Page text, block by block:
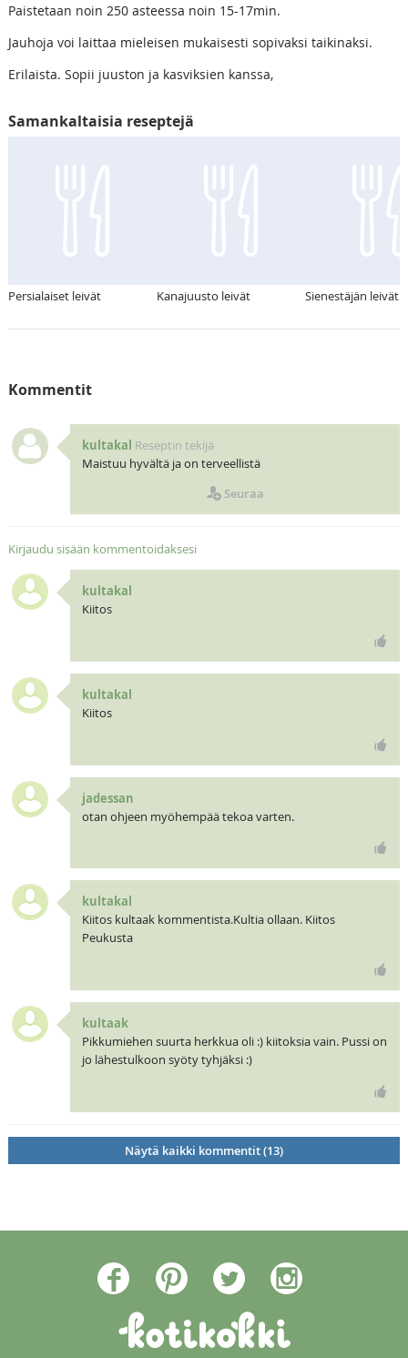
Paistetaan noin 250 asteessa noin 15-17min.
Jauhoja voi laittaa mieleisen mukaisesti sopivaksi taikinaksi.
Erilaista. Sopii juuston ja kasviksien kanssa,
Samankaltaisia reseptejä
Persialaiset leivät Kanajuusto leivät Sienestäjän leivät
Kommentit
kultakal Reseptin tekijä
Maistuu hyvältä ja on terveellistä
Seuraa
Kirjaudu sisään kommentoidaksesi
kultakal
Kiitos
kultakal
Kiitos
jadessan
otan ohjeen myöhempää tekoa varten.
kultakal
Kiitos kultaak kommentista.Kultia ollaan. Kiitos
Peukusta
kultaak
Pikkumiehen suurta herkkua oli :) kiitoksia vain. Pussi on
jo lähestulkoon syöty tyhjäksi :)
Näytä kaikki kommentit (13)